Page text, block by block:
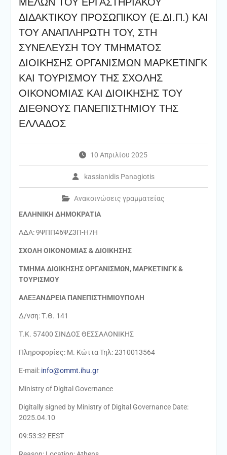
ΔΙΔΑΚΤΙΚΟΥ ΠΡΟΣΩΠΙΚΟΥ (Ε.ΔΙ.Π.) ΚΑΙ
ΤΟΥ ΑΝΑΠΛΗΡΩΤΗ ΤΟΥ, ΣΤΗ
ΣΥΝΕΛΕΥΣΗ ΤΟΥ ΤΜΗΜΑΤΟΣ
ΔΙΟΙΚΗΣΗΣ ΟΡΓΑΝΙΣΜΩΝ ΜΑΡΚΕΤΙΝΓΚ
ΚΑΙ ΤΟΥΡΙΣΜΟΥ ΤΗΣ ΣΧΟΛΗΣ
ΟΙΚΟΝΟΜΙΑΣ ΚΑΙ ΔΙΟΙΚΗΣΗΣ ΤΟΥ
ΔΙΕΘΝΟΥΣ ΠΑΝΕΠΙΣΤΗΜΙΟΥ ΤΗΣ
ΕΛΛΑΔΟΣ
10 Απριλίου 2025
kassianidis Panagiotis
Ανακοινώσεις γραμματείας
ΕΛΛΗΝΙΚΗ ΔΗΜΟΚΡΑΤΙΑ
ΑΔΑ: 9ΨΠΠ46ΨΖ3Π-Η7Η
ΣΧΟΛΗ ΟΙΚΟΝΟΜΙΑΣ & ΔΙΟΙΚΗΣΗΣ
ΤΜΗΜΑ ΔΙΟΙΚΗΣΗΣ ΟΡΓΑΝΙΣΜΩΝ, ΜΑΡΚΕΤΙΝΓΚ &
ΤΟΥΡΙΣΜΟΥ
ΑΛΕΞΑΝΔΡΕΙΑ ΠΑΝΕΠΙΣΤΗΜΙΟΥΠΟΛΗ
Δ/νση: Τ.Θ. 141
Τ.Κ. 57400 ΣΙΝΔΟΣ ΘΕΣΣΑΛΟΝΙΚΗΣ
Πληροφορίες: Μ. Κώττα Τηλ: 2310013564
E-mail: info@ommt.ihu.gr
Ministry of Digital Governance
Digitally signed by Ministry of Digital Governance Date:
2025.04.10
09:53:32 EEST